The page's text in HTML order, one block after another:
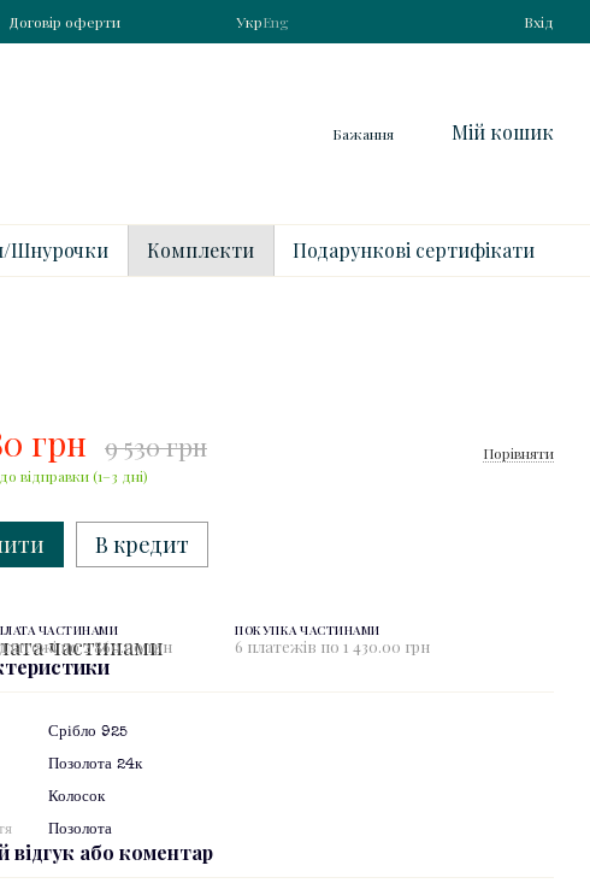
Договір оферти УкрEng Вхід
Бажання Мій кошик
Шнурочки Комплекти Подарункові сертифікати
грн 9 530 грн
відправки (1–3 дні)
Порівняти
В кредит
ЧАСТИНАМИ
по 2 860.00 грн
ПОКУПКА ЧАСТИНАМИ
6 платежів по 1 430.00 грн
Срібло 925
Позолота 24к
Колосок
Позолота
відгук або коментар